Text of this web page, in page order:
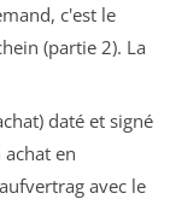
c'est le
(partie 2). La
daté et signé
en
avec le